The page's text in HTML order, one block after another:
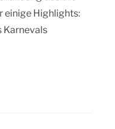
einige Highlights:
Karnevals